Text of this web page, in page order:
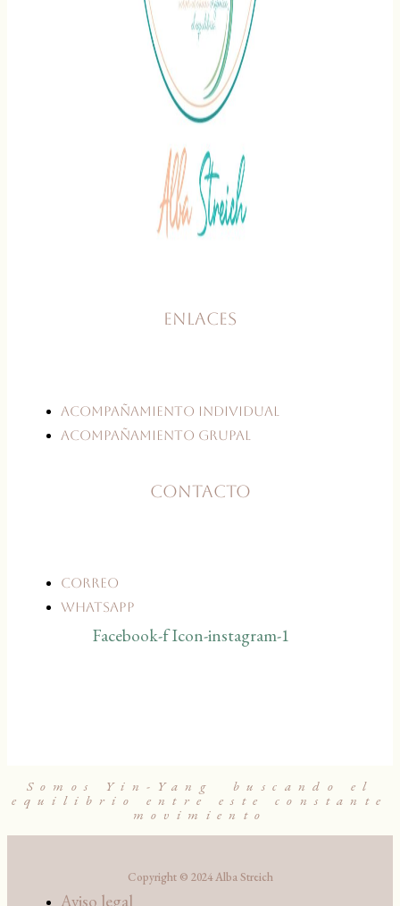
Enlaces
Acompañamiento individual
Acompañamiento grupal
Contacto
Correo
WhatsApp
Facebook-fIcon-instagram-1
Somos Yin-Yang buscando el
equilibrio entre este constante
movimiento
Copyright © 2024 Alba Streich
Aviso legal